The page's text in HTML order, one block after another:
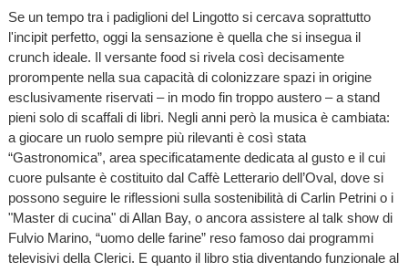
Se un tempo tra i padiglioni del Lingotto si cercava soprattutto
l'incipit perfetto, oggi la sensazione è quella che si insegua il
crunch ideale. Il versante food si rivela così decisamente
prorompente nella sua capacità di colonizzare spazi in origine
esclusivamente riservati – in modo fin troppo austero – a stand
pieni solo di scaffali di libri. Negli anni però la musica è cambiata:
a giocare un ruolo sempre più rilevanti è così stata
“Gastronomica”, area specificatamente dedicata al gusto e il cui
cuore pulsante è costituito dal Caffè Letterario dell’Oval, dove si
possono seguire le riflessioni sulla sostenibilità di Carlin Petrini o i
"Master di cucina" di Allan Bay, o ancora assistere al talk show di
Fulvio Marino, “uomo delle farine” reso famoso dai programmi
televisivi della Clerici. E quanto il libro stia diventando funzionale al